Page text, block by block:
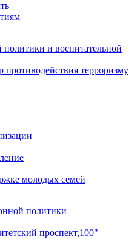
и воспитательной
терроризму
молодых семей
политики
проспект,100"